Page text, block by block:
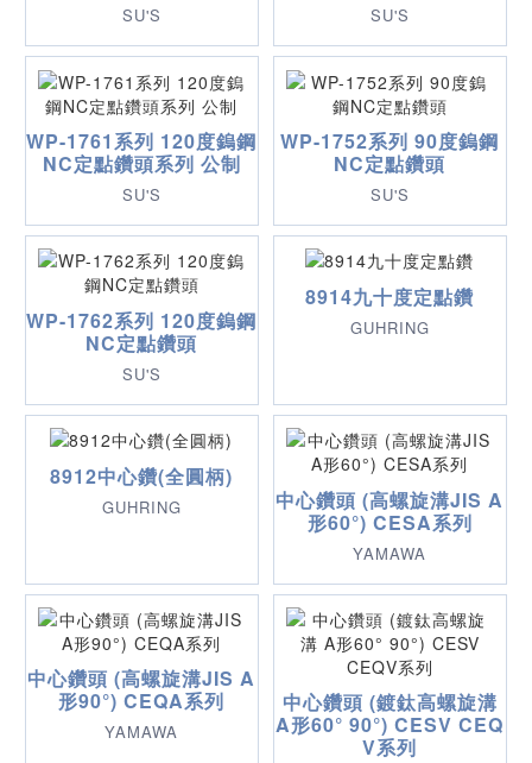
SU'S SU'S
WP-1761系列 120度鎢鋼
NC定點鑽頭系列 公制
SU'S
WP-1752系列 90度鎢鋼
NC定點鑽頭
SU'S
WP-1762系列 120度鎢鋼
NC定點鑽頭
SU'S
8914九十度定點鑽
GUHRING
8912中心鑽(全圓柄)
GUHRING
中心鑽頭 (高螺旋溝JIS A
形60°) CESA系列
YAMAWA
中心鑽頭 (高螺旋溝JIS A
形90°) CEQA系列
YAMAWA
中心鑽頭 (鍍鈦高螺旋溝
A形60° 90°) CESV CEQ
V系列